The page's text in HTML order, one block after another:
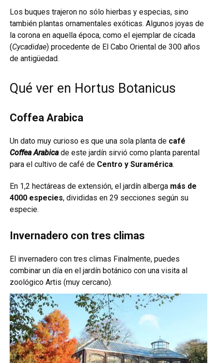
Los buques trajeron no sólo hierbas y especias, sino
también plantas ornamentales exóticas. Algunos joyas de
la corona en aquella época, como el ejemplar de cícada
(Cycadidae) procedente de El Cabo Oriental de 300 años
de antigüedad.
Qué ver en Hortus Botanicus
Coffea Arabica
Un dato muy curioso es que una sola planta de café
Coffea Arabicade este jardín sirvió como planta parental
para el cultivo de café de Centro y Suramérica.
En 1,2 hectáreas de extensión, el jardín alberga más de
4000 especies, divididas en 29 secciones según su
especie.
Invernadero con tres climas
El invernadero con tres climas Finalmente, puedes
combinar un día en el jardín botánico con una visita al
zoológico Artis (muy cercano).